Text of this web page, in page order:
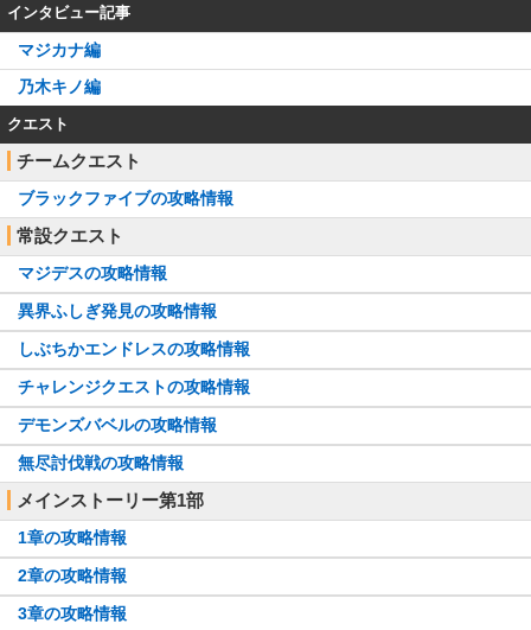
インタビュー記事
マジカナ編
乃木キノ編
クエスト
チームクエスト
ブラックファイブの攻略情報
常設クエスト
マジデスの攻略情報
異界ふしぎ発見の攻略情報
しぶちかエンドレスの攻略情報
チャレンジクエストの攻略情報
デモンズバベルの攻略情報
無尽討伐戦の攻略情報
メインストーリー第1部
1章の攻略情報
2章の攻略情報
3章の攻略情報